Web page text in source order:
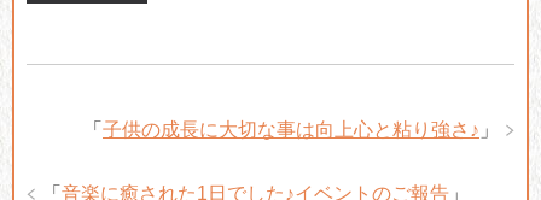
「 子供の成長に大切な事は向上心と粘り強さ♪ 」
「 音楽に癒された1日でした♪イベントのご報告 」